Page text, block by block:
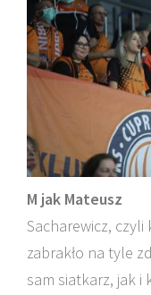
M jak Mateusz
Sacharewicz,
zabrakło na tyle
sam siatkarz, jak i